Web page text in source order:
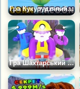
Гра Кукурудзяний Магнат
Гра Шахтарський Магнат: Великий Динаміт